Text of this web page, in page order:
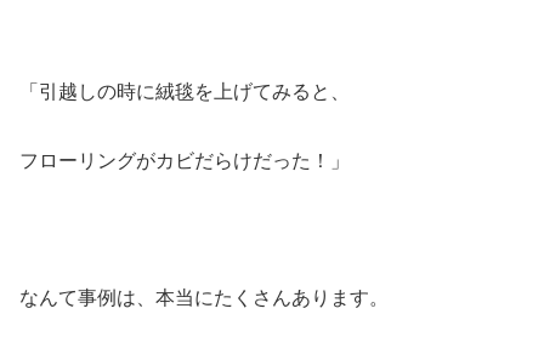
「引越しの時に絨毯を上げてみると、
フローリングがカビだらけだった！」
なんて事例は、本当にたくさんあります。